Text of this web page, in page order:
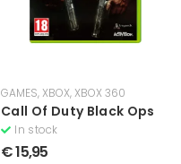
GAMES,XBOX,XBOX 360
Call Of Duty Black Ops
In stock
€15,95